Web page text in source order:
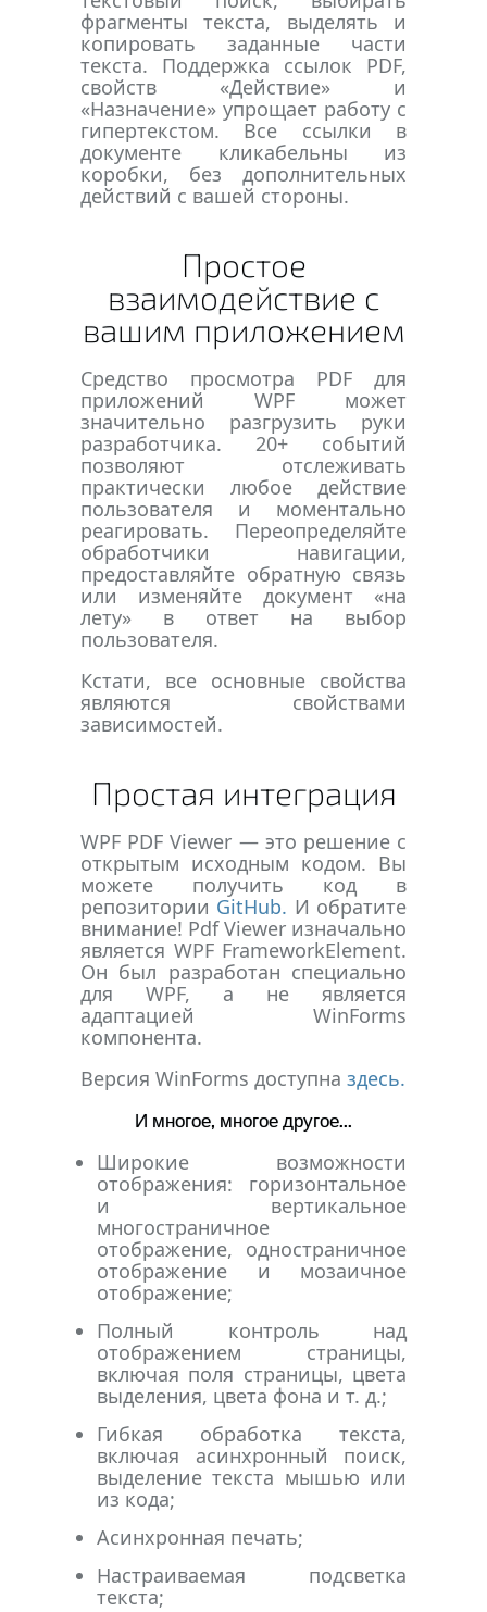
фрагменты текста, выделять и
копировать заданные части
текста. Поддержка ссылок PDF,
свойств «Действие» и
«Назначение» упрощает работу с
гипертекстом. Все ссылки в
документе кликабельны из
коробки, без дополнительных
действий с вашей стороны.
Простое
взаимодействие с
вашим приложением
Средство просмотра PDF для
приложений WPF может
значительно разгрузить руки
разработчика. 20+ событий
позволяют отслеживать
практически любое действие
пользователя и моментально
реагировать. Переопределяйте
обработчики навигации,
предоставляйте обратную связь
или изменяйте документ «на
лету» в ответ на выбор
пользователя.
Кстати, все основные свойства
являются свойствами
зависимостей.
Простая интеграция
WPF PDF Viewer — это решение с
открытым исходным кодом. Вы
можете получить код в
репозитории GitHub. И обратите
внимание! Pdf Viewer изначально
является WPF FrameworkElement.
Он был разработан специально
для WPF, а не является
адаптацией WinForms
компонента.
Версия WinForms доступна здесь.
И многое, многое другое...
Широкие возможности
отображения: горизонтальное
и вертикальное
многостраничное
отображение, одностраничное
отображение и мозаичное
отображение;
Полный контроль над
отображением страницы,
включая поля страницы, цвета
выделения, цвета фона и т. д.;
Гибкая обработка текста,
включая асинхронный поиск,
выделение текста мышью или
из кода;
Асинхронная печать;
Настраиваемая подсветка
текста;